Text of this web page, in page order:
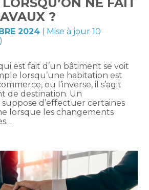
NE FAIT
?
2024 ( Mise à jour 10
est fait d’un bâtiment se voit
lorsqu’une habitation est
ou l’inverse, il s’agit
de destination. Un
d’effectuer certaines
lorsque les changements